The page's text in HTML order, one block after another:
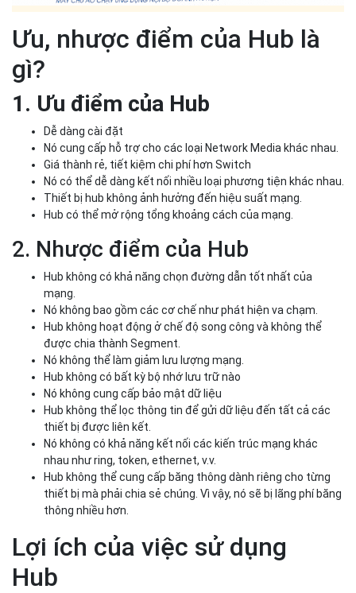
Ưu, nhược điểm của Hub là
gì?
1. Ưu điểm của Hub
Dễ dàng cài đặt
Nó cung cấp hỗ trợ cho các loại Network Media khác nhau.
Giá thành rẻ, tiết kiệm chi phí hơn Switch
Nó có thể dễ dàng kết nối nhiều loại phương tiện khác nhau.
Thiết bị hub không ảnh hưởng đến hiệu suất mạng.
Hub có thể mở rộng tổng khoảng cách của mạng.
2. Nhược điểm của Hub
Hub không có khả năng chọn đường dẫn tốt nhất của
mạng.
Nó không bao gồm các cơ chế như phát hiện va chạm.
Hub không hoạt động ở chế độ song công và không thể
được chia thành Segment.
Nó không thể làm giảm lưu lượng mạng.
Hub không có bất kỳ bộ nhớ lưu trữ nào
Nó không cung cấp bảo mật dữ liệu
Hub không thể lọc thông tin để gửi dữ liệu đến tất cả các
thiết bị được liên kết.
Nó không có khả năng kết nối các kiến trúc mạng khác
nhau như ring, token, ethernet, v.v.
Hub không thể cung cấp băng thông dành riêng cho từng
thiết bị mà phải chia sẻ chúng. Vì vậy, nó sẽ bị lãng phí băng
thông nhiều hơn.
Lợi ích của việc sử dụng
Hub